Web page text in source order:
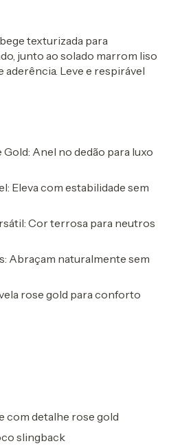
texturizada para
junto ao solado marrom liso
aderência. Leve e respirável
Gold: Anel no dedão para luxo
Eleva com estabilidade sem
Cor terrosa para neutros
Abraçam naturalmente sem
rose gold para conforto
com detalhe rose gold
slingback